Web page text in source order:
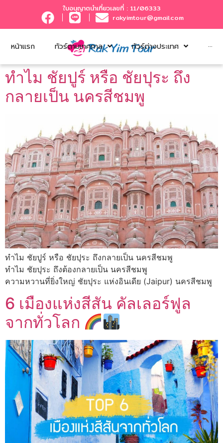
ใบอนุญาตนำเที่ยวเลขที่ : 11/06333
rakyimtour@gmail.com
หน้าแรก ทัวร์ตามเทศกาล ทัวร์ต่างประเทศ ···
ทำไม ชัยปูร์ หรือ ชัยปุระ ถึง
กลายเป็น นครสีชมพู
ทำไม ชัยปูร์ หรือ ชัยปุระ ถึงกลายเป็น นครสีชมพู
ทำไม ชัยปุระ ถึงต้องกลายเป็น นครสีชมพู
ความหวานที่ยิ่งใหญ่ ชัยปุระ แห่งอินเดีย (Jaipur) นครสีชมพู
6 เมืองแห่งสีสัน คัลเลอร์ฟูล
จากทั่วโลก